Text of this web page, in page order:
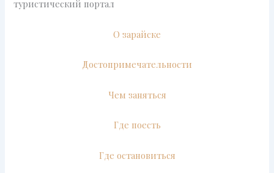
туристический портал
О зарайске
Достопримечательности
Чем заняться
Где поесть
Где остановиться